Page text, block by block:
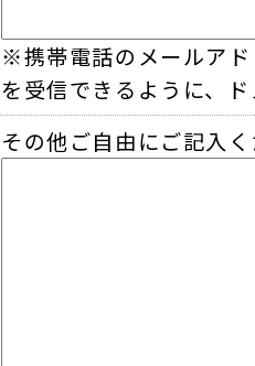
※携帯電話のメールア
を受信できるように、
その他ご自由にご記入く